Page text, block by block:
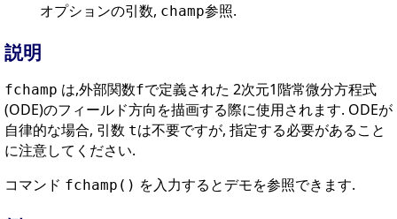
オプションの引数, champ参照.
説明
fchamp は,外部関数fで定義された 2次元1階常微分方程式
(ODE)のフィールド方向を描画する際に使用されます. ODEが
自律的な場合, 引数 tは不要ですが, 指定する必要があること
に注意してください.
コマンド fchamp() を入力するとデモを参照できます.